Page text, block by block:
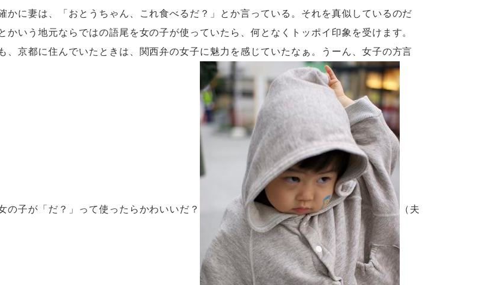
に妻は、「おとうちゃん、これ食べるだ？」とか言っている。それを真似しているのだ
いう地元ならではの語尾を女の子が使っていたら、何となくトッポイ印象を受けます。
京都に住んでいたときは、関西弁の女子に魅力を感じていたなぁ。うーん、女子の方言
の子が「だ？」って使ったらかわいいだ？ （夫